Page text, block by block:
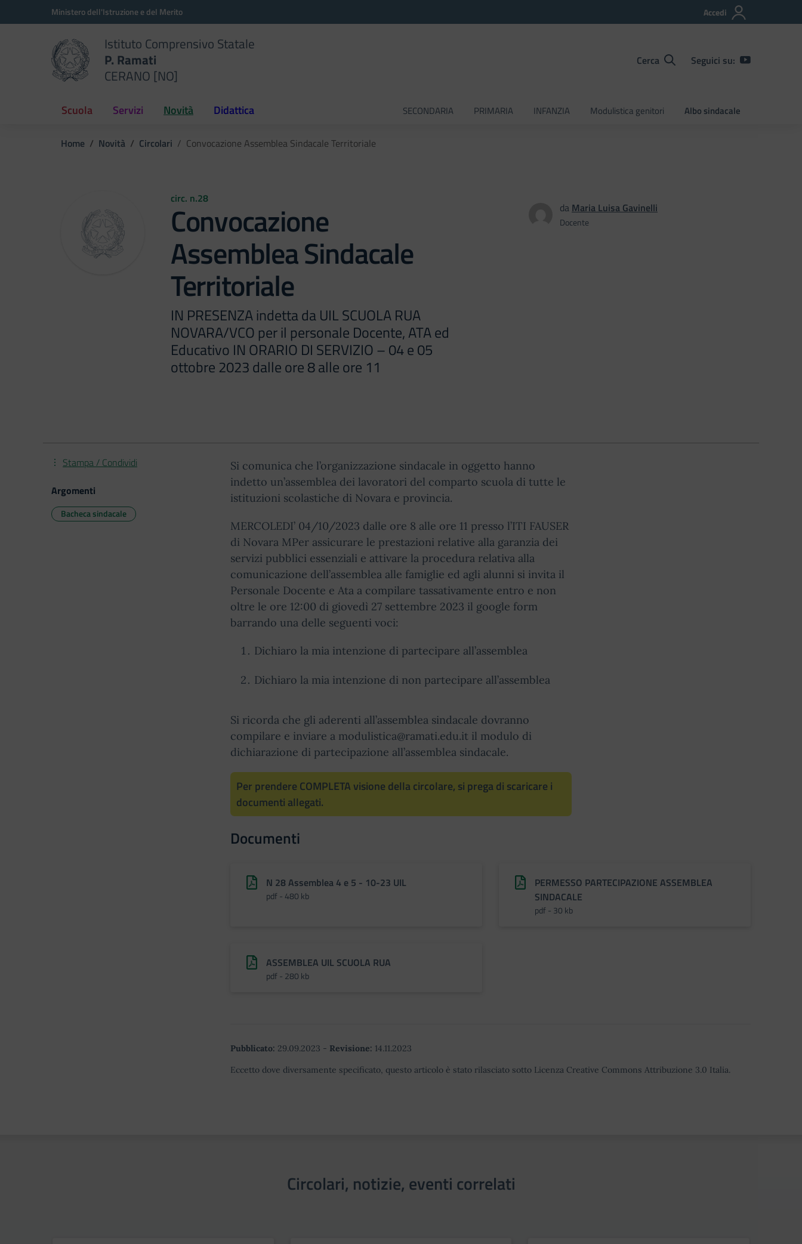
Vai ai contenuti
Vai al menu di navigazioneMinistero dell'Istruzione e del Merito Accedi
Istituto Comprensivo Statale
P. Ramati
CERANO [NO]
Cerca Seguici su:
Scuola Servizi Novità Didattica SECONDARIA PRIMARIA INFANZIA Modulistica genitori Albo sindacale
Home Novità Circolari Convocazione Assemblea Sindacale Territoriale
circ. n.28
Convocazione
Assemblea Sindacale
Territoriale
IN PRESENZA indetta da UIL SCUOLA RUA
NOVARA/VCO per il personale Docente, ATA ed
Educativo IN ORARIO DI SERVIZIO – 04 e 05
ottobre 2023 dalle ore 8 alle ore 11
da Maria Luisa Gavinelli
Docente
Si comunica che l’organizzazione sindacale in oggetto hanno
indetto un’assemblea dei lavoratori del comparto scuola di tutte le
istituzioni scolastiche di Novara e provincia.
MERCOLEDI’ 04/10/2023 dalle ore 8 alle ore 11 presso l’ITI FAUSER
di Novara MPer assicurare le prestazioni relative alla garanzia dei
servizi pubblici essenziali e attivare la procedura relativa alla
comunicazione dell’assemblea alle famiglie ed agli alunni si invita il
Personale Docente e Ata a compilare tassativamente entro e non
oltre le ore 12:00 di giovedì 27 settembre 2023 il google form
barrando una delle seguenti voci:
Dichiaro la mia intenzione di partecipare all’assemblea
Dichiaro la mia intenzione di non partecipare all’assemblea
Si ricorda che gli aderenti all’assemblea sindacale dovranno
compilare e inviare a modulistica@ramati.edu.it il modulo di
dichiarazione di partecipazione all’assemblea sindacale.
Per prendere COMPLETA visione della circolare, si prega di scaricare i
documenti allegati.
Documenti
N 28 Assemblea 4 e 5 - 10-23 UIL
pdf - 480 kb
PERMESSO PARTECIPAZIONE ASSEMBLEA
SINDACALE
pdf - 30 kb
ASSEMBLEA UIL SCUOLA RUA
pdf - 280 kb
Pubblicato: 29.09.2023 - Revisione: 14.11.2023
Eccetto dove diversamente specificato, questo articolo è stato rilasciato sotto Licenza Creative Commons Attribuzione 3.0 Italia.
Stampa / Condividi
Argomenti
Bacheca sindacale
Circolari, notizie, eventi correlati